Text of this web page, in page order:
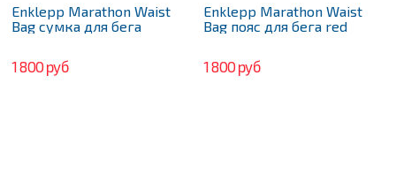
Enklepp Marathon Waist
Bag сумка для бега
1 800 руб
Enklepp Marathon Waist
Bag пояс для бега red
1 800 руб